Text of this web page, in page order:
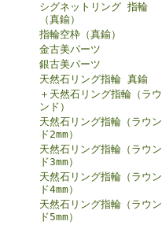
シグネットリング 指輪
（真鍮）
指輪空枠（真鍮）
金古美パーツ
銀古美パーツ
天然石リング指輪 真鍮
＋天然石リング指輪（ラウ
ンド）
天然石リング指輪（ラウン
ド2mm）
天然石リング指輪（ラウン
ド3mm）
天然石リング指輪（ラウン
ド4mm）
天然石リング指輪（ラウン
ド5mm）